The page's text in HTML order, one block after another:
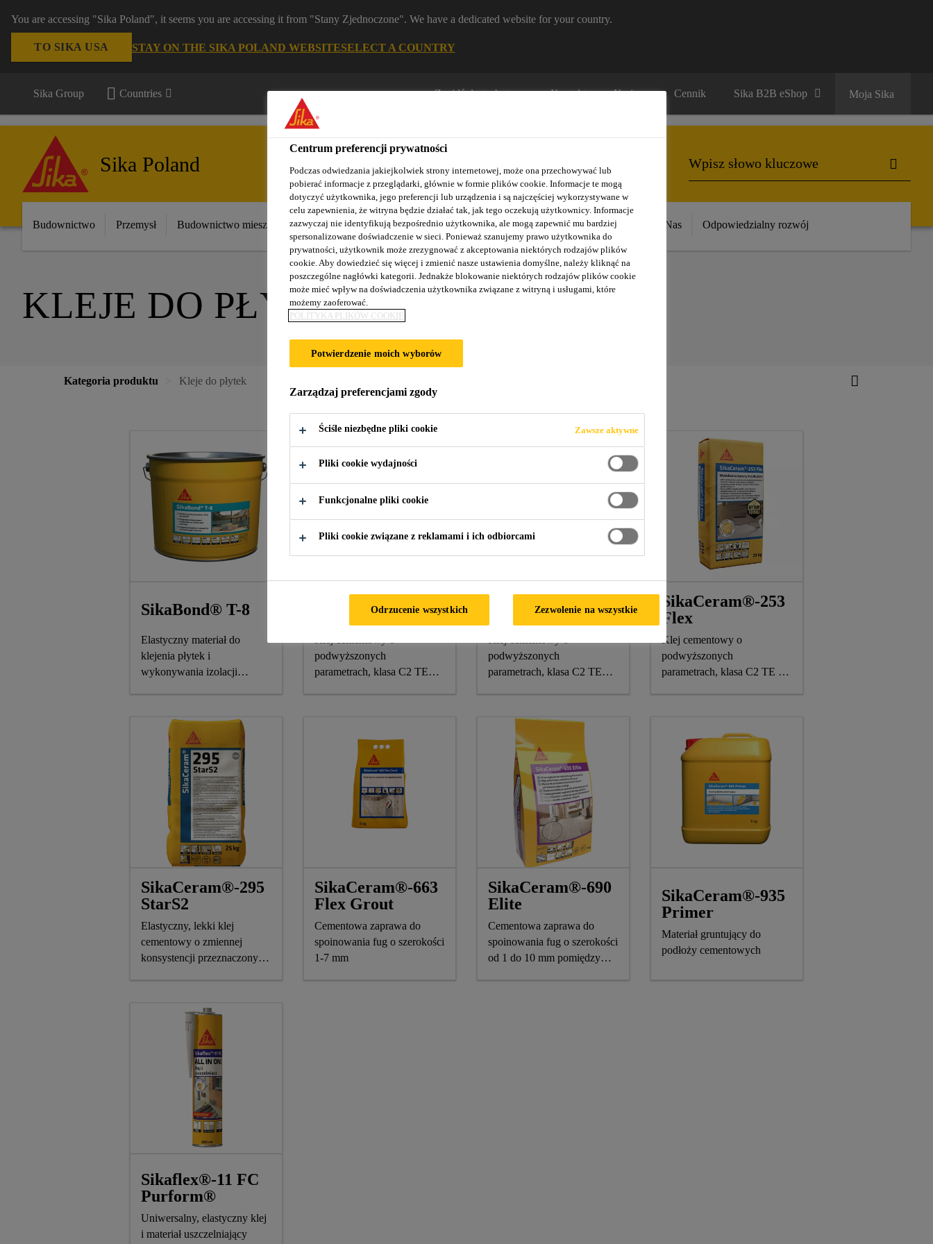
You are accessing "Sika Poland", it seems you are accessing it from "Stany Zjednoczone". We have a dedicated website for your country.
TO SIKA USA STAY ON THE SIKA POLAND WEBSITESELECT A COUNTRY
Sika Group Countries Znajdź dystrybutora Kontakt Kariera Cennik Sika B2B eShop Moja Sika
Sika Poland
Budownictwo Przemysł Budownictwo mieszkaniowe Nasze realizacje Baza wiedzy / Dokumentacja Szkolenia Sika O Nas Odpowiedzialny rozwój
KLEJE DO PŁYTEK
Kategoria produktu Kleje do płytek
SikaBond® T-8
Elastyczny materiał do
klejenia płytek i
wykonywania izolacji
SikaCeram®-205
podwyższonych
parametrach, klasa C2 TE
SikaCeram®-213
podwyższonych
parametrach, klasa C2 TE
SikaCeram®-253
Flex
Klej cementowy o
podwyższonych
parametrach, klasa C2 TE S1
SikaCeram®-295
StarS2
Elastyczny, lekki klej
cementowy o zmiennej
konsystencji przeznaczony
SikaCeram®-663
Flex Grout
Cementowa zaprawa do
spoinowania fug o szerokości
1-7 mm
SikaCeram®-690
Elite
Cementowa zaprawa do
spoinowania fug o szerokości
od 1 do 10 mm pomiędzy
SikaCeram®-935
Primer
Materiał gruntujący do
podłoży cementowych
Sikaflex®-11 FC
Purform®
Uniwersalny, elastyczny klej
i materiał uszczelniający
Centrum preferencji prywatności
Podczas odwiedzania jakiejkolwiek strony internetowej, może ona przechowywać lub
pobierać informacje z przeglądarki, głównie w formie plików cookie. Informacje te mogą
dotyczyć użytkownika, jego preferencji lub urządzenia i są najczęściej wykorzystywane w
celu zapewnienia, że witryna będzie działać tak, jak tego oczekują użytkownicy. Informacje
zazwyczaj nie identyfikują bezpośrednio użytkownika, ale mogą zapewnić mu bardziej
spersonalizowane doświadczenie w sieci. Ponieważ szanujemy prawo użytkownika do
prywatności, użytkownik może zrezygnować z akceptowania niektórych rodzajów plików
cookie. Aby dowiedzieć się więcej i zmienić nasze ustawienia domyślne, należy kliknąć na
poszczególne nagłówki kategorii. Jednakże blokowanie niektórych rodzajów plików cookie
może mieć wpływ na doświadczenia użytkownika związane z witryną i usługami, które
możemy zaoferować.
POLITYKA PLIKÓW COOKIE
Potwierdzenie moich wyborów
Zarządzaj preferencjami zgody
Ściśle niezbędne pliki cookie Zawsze aktywne
Pliki cookie wydajności
Funkcjonalne pliki cookie
Pliki cookie związane z reklamami i ich odbiorcami
Odrzucenie wszystkich Zezwolenie na wszystkie